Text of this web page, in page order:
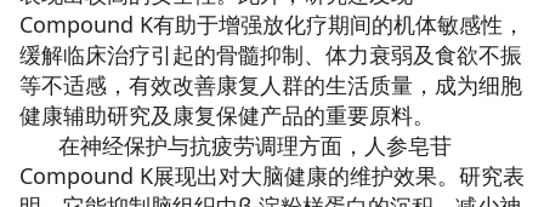
Compound K有助于增强放化疗期间的机体敏感性，
缓解临床治疗引起的骨髓抑制、体力衰弱及食欲不振
等不适感，有效改善康复人群的生活质量，成为细胞
健康辅助研究及康复保健产品的重要原料。
在神经保护与抗疲劳调理方面，人参皂苷
Compound K展现出对大脑健康的维护效果。研究表